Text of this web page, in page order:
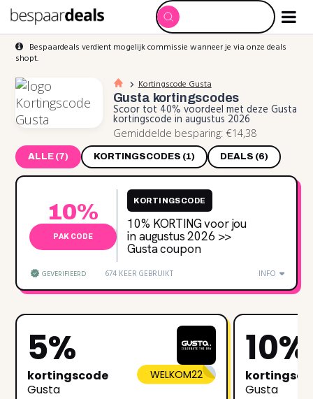
Bespaardeals verdient mogelijk commissie wanneer je via onze deals
shopt.
Kortingscode Gusta
Gusta kortingscodes
Scoor tot 40% voordeel met deze Gusta
kortingscode in augustus 2026
Gemiddelde besparing: €14,38
ALLE (7) KORTINGSCODES (1) DEALS (6)
10%
PAK CODE
KORTINGSCODE
10% KORTING voor jou
in augustus 2026 >>
Gusta coupon
GEVERIFIEERD 674 KEER GEBRUIKT INFO
5%
kortingscode
Gusta
WELKOM22
10%
Gusta